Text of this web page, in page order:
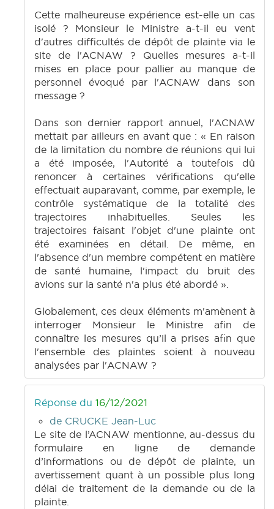
Cette malheureuse expérience est-elle un cas
isolé ? Monsieur le Ministre a-t-il eu vent
d'autres difficultés de dépôt de plainte via le
site de l'ACNAW ? Quelles mesures a-t-il
mises en place pour pallier au manque de
personnel évoqué par l'ACNAW dans son
message ?
Dans son dernier rapport annuel, l'ACNAW
mettait par ailleurs en avant que : « En raison
de la limitation du nombre de réunions qui lui
a été imposée, l'Autorité a toutefois dû
renoncer à certaines vérifications qu'elle
effectuait auparavant, comme, par exemple, le
contrôle systématique de la totalité des
trajectoires inhabituelles. Seules les
trajectoires faisant l'objet d'une plainte ont
été examinées en détail. De même, en
l'absence d'un membre compétent en matière
de santé humaine, l'impact du bruit des
avions sur la santé n'a plus été abordé ».
Globalement, ces deux éléments m'amènent à
interroger Monsieur le Ministre afin de
connaître les mesures qu’il a prises afin que
l'ensemble des plaintes soient à nouveau
analysées par l'ACNAW ?
Réponse du 16/12/2021
de CRUCKE Jean-Luc
Le site de l’ACNAW mentionne, au-dessus du
formulaire en ligne de demande
d’informations ou de dépôt de plainte, un
avertissement quant à un possible plus long
délai de traitement de la demande ou de la
plainte.